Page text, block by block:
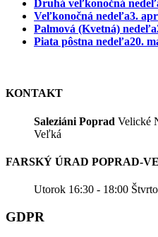
Druhá veľkonočná
Veľkonočná nedeľa3.
Palmová (Kvetná) nedeľa
Piata pôstna nedeľa20.
KONTAKT
Saleziáni Poprad Velické
Veľká
FARSKÝ ÚRAD POPRAD-
Utorok 16:30 - 18:00
GDPR